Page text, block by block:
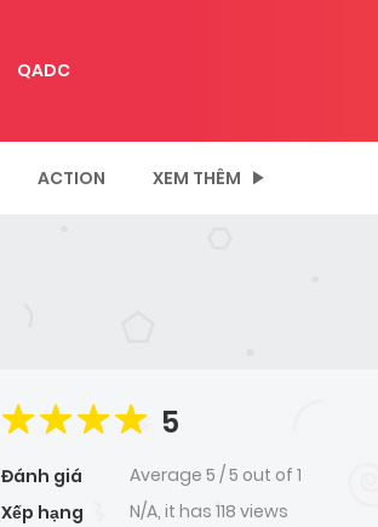
QADC
ACTION XEM THÊM
5
Đánh giá Average 5 /5 out of 1
Xếp hạng
N/A, it has 118 views